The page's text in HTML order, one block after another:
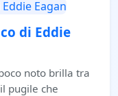
di Eddie
noto brilla tra
pugile che